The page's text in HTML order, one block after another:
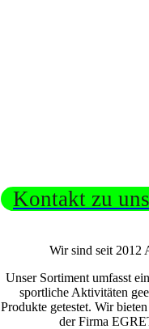
Kontakt zu uns
Wir sind seit 2012
Unser Sortiment umfasst
sportliche Aktivitäten
Produkte getestet. Wir
der Firma